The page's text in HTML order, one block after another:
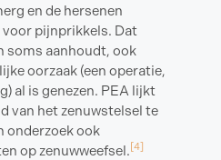
en de hersenen
voor pijnprikkels. Dat
soms aanhoudt, ook
oorzaak (een operatie,
al is genezen. PEA lijkt
van het zenuwstelsel te
onderzoek ook
op zenuwweefsel.[4]